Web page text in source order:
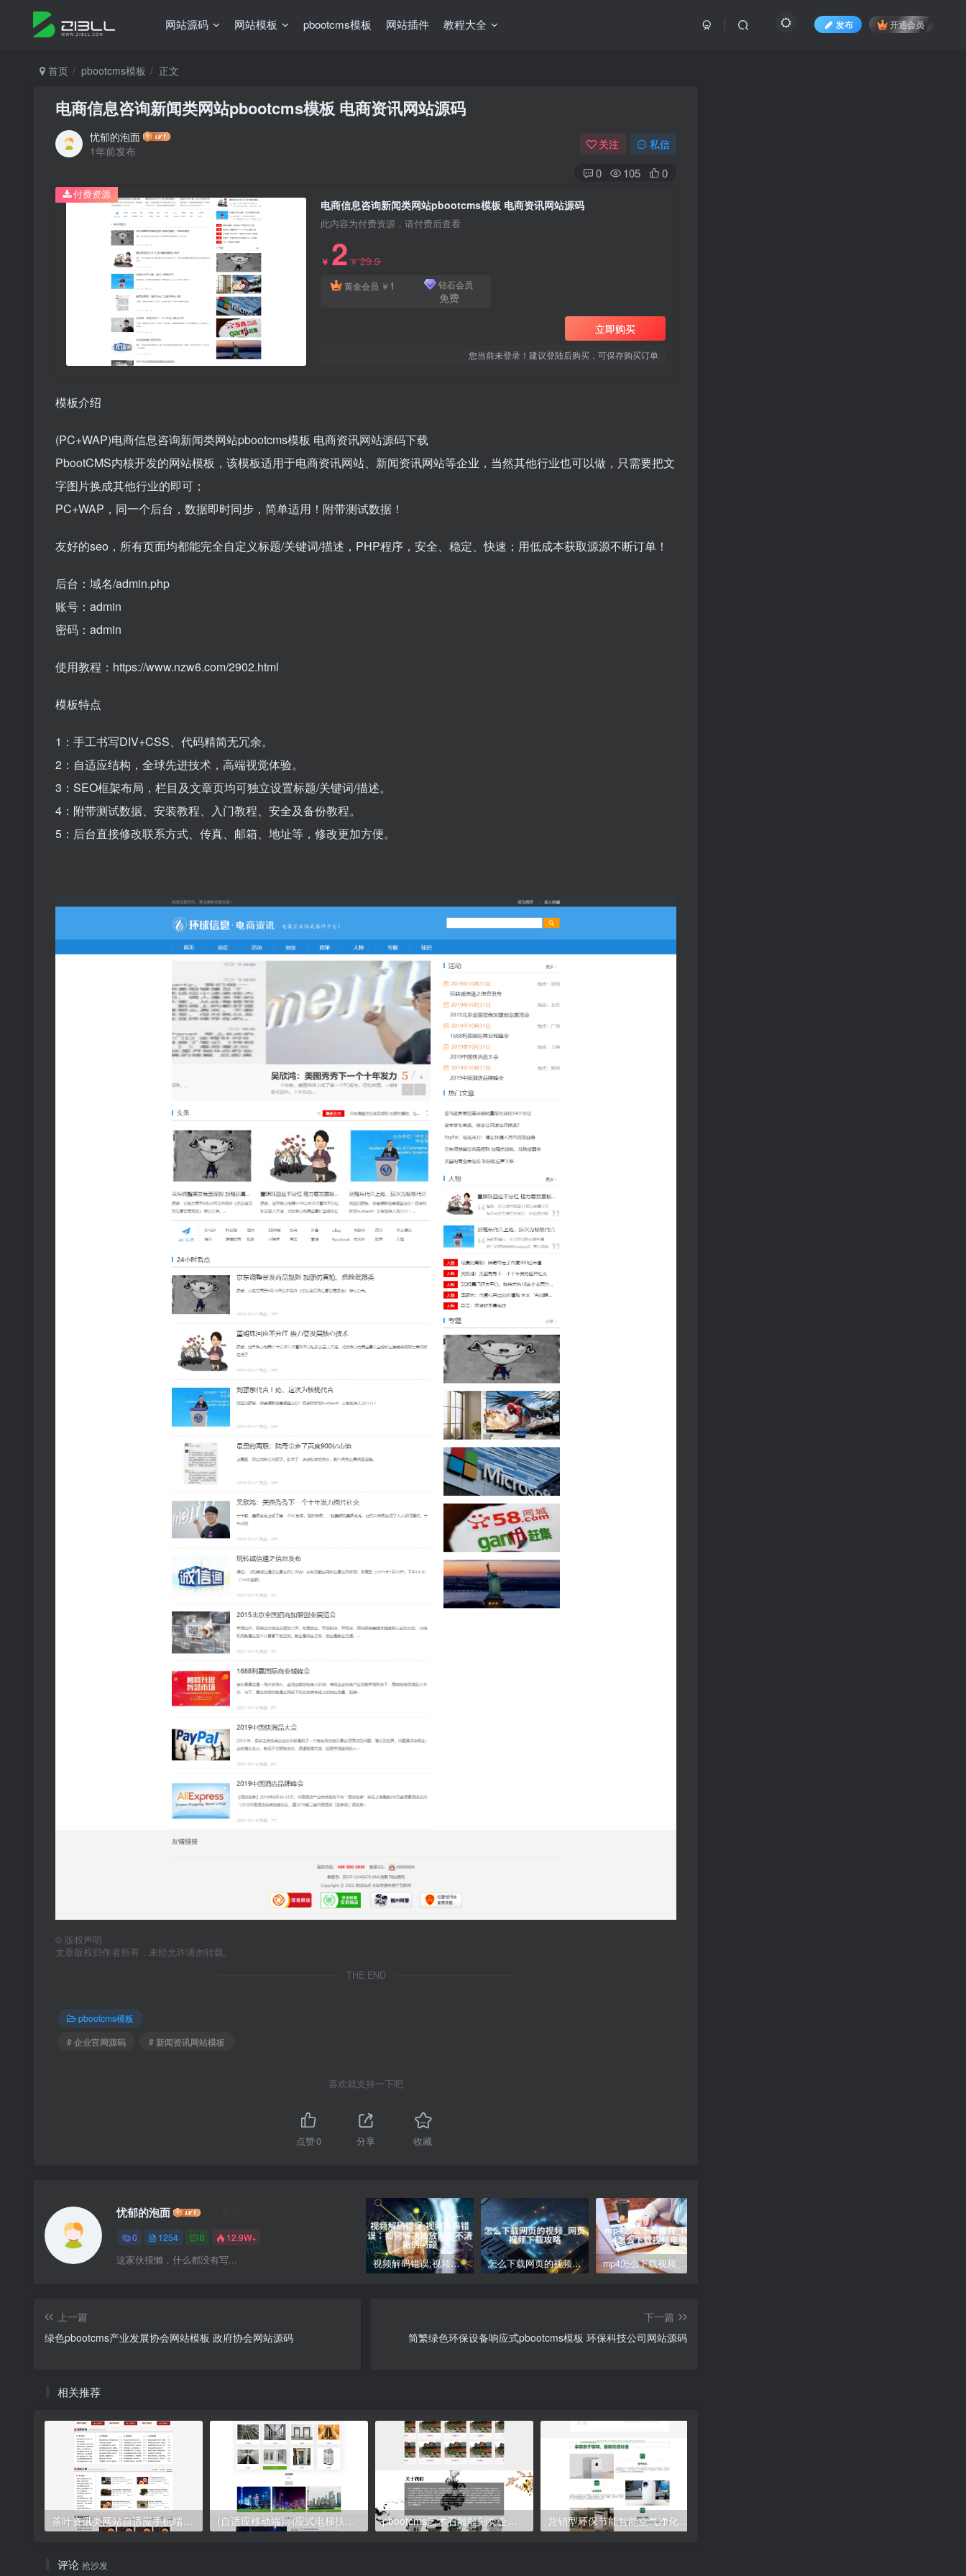
网站源码 网站模板 pbootcms模板 网站插件 教程大全 发布 开通会员
首页 pbootcms模板 正文
电商信息咨询新闻类网站pbootcms模板 电商资讯网站源码
忧郁的泡面
1年前发布
关注 私信
0 105 0
电商信息咨询新闻类网站pbootcms模板 电商资讯网站源码
此内容为付费资源，请付费后查看
￥ 2￥29.9
黄金会员 ￥ 1 钻石会员
免费
立即购买
您当前未登录！建议登陆后购买，可保存购买订单
付费资源
模板介绍
(PC+WAP)电商信息咨询新闻类网站pbootcms模板 电商资讯网站源码下载
PbootCMS内核开发的网站模板，该模板适用于电商资讯网站、新闻资讯网站等企业，当然其他行业也可以做，只需要把文
字图片换成其他行业的即可；
PC+WAP，同一个后台，数据即时同步，简单适用！附带测试数据！
友好的seo，所有页面均都能完全自定义标题/关键词/描述，PHP程序，安全、稳定、快速；用低成本获取源源不断订单！
后台：域名/admin.php
账号：admin
密码：admin
使用教程：https://www.nzw6.com/2902.html
模板特点
1：手工书写DIV+CSS、代码精简无冗余。
2：自适应结构，全球先进技术，高端视觉体验。
3：SEO框架布局，栏目及文章页均可独立设置标题/关键词/描述。
4：附带测试数据、安装教程、入门教程、安全及备份教程。
5：后台直接修改联系方式、传真、邮箱、地址等，修改更加方便。
© 版权声明
文章版权归作者所有，未经允许请勿转载。
THE END
pbootcms模板
# 企业官网源码
# 新闻资讯网站模板
喜欢就支持一下吧
点赞0 分享 收藏
忧郁的泡面
0 1254 0 12.9W+
这家伙很懒，什么都没有写... 视频解码错误;视频解码错误：如何解决播放画面不清晰的问题 怎么下载网页的视频_网页视频下载攻略 mp4怎么下载视频_mp4怎么下载视频电脑
上一篇
绿色pbootcms产业发展协会网站模板 政府协会网站源码
下一篇
简繁绿色环保设备响应式pbootcms模板 环保科技公司网站源码
相关推荐
茶叶资讯类网站自适应手机端pbootcms模板 茶叶产品茶叶知识信息网站源码下载 (自适应移动端)响应式电梯扶梯类pbootcms模板 电梯生产企业绿色官网网站源码下载 营销型环保节能智能空气净化器网站自适应手机端模板 绿色节能环保企业网站源码下载
评论 抢沙发